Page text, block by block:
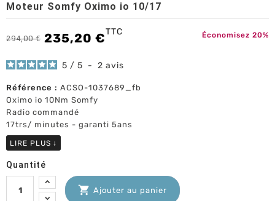
Moteur Somfy Oximo io 10/17
294,00 € 235,20 €TTC Économisez 20%
5 / 5 - 2 avis
Référence : ACSO-1037689_fb
Oximo io 10Nm Somfy
Radio commandé
17trs/ minutes - garanti 5ans
LIRE PLUS ↓
Quantité
 Ajouter au panier